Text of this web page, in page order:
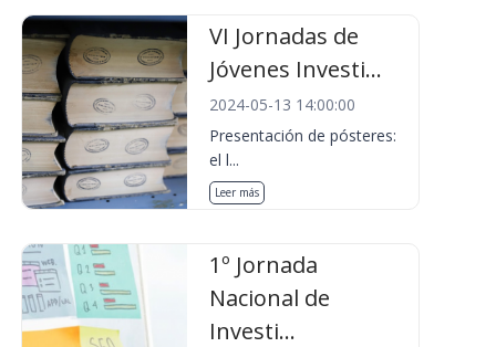
VI Jornadas de
Jóvenes Investi...
2024-05-13 14:00:00
Presentación de pósteres:
el l...
Leer más
1º Jornada
Nacional de
Investi...